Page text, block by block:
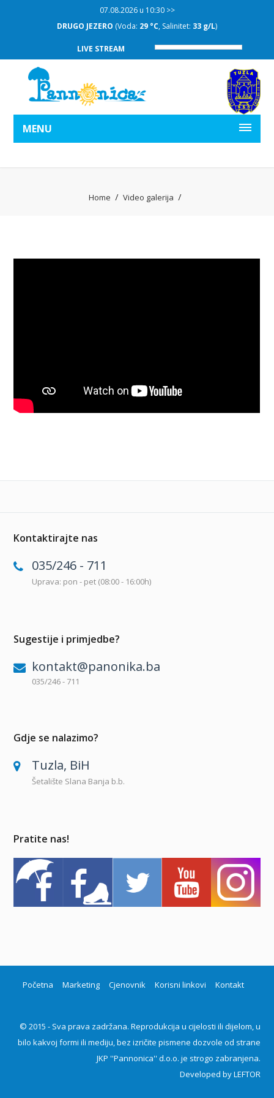
07.08.2026 u 10:30 >>
DRUGO JEZERO (Voda: 29 °C, Salinitet: 33 g/L)
LIVE STREAM
MENU
Home Video galerija
Kontaktirajte nas
035/246 - 711
Uprava: pon - pet (08:00 - 16:00h)
Sugestije i primjedbe?
kontakt@panonika.ba
035/246 - 711
Gdje se nalazimo?
Tuzla, BiH
Šetalište Slana Banja b.b.
Pratite nas!
Početna Marketing Cjenovnik Korisni linkovi Kontakt
© 2015 - Sva prava zadržana. Reprodukcija u cijelosti ili dijelom, u
bilo kakvoj formi ili mediju, bez izričite pismene dozvole od strane
JKP ''Pannonica'' d.o.o. je strogo zabranjena.
Developed byLEFTOR